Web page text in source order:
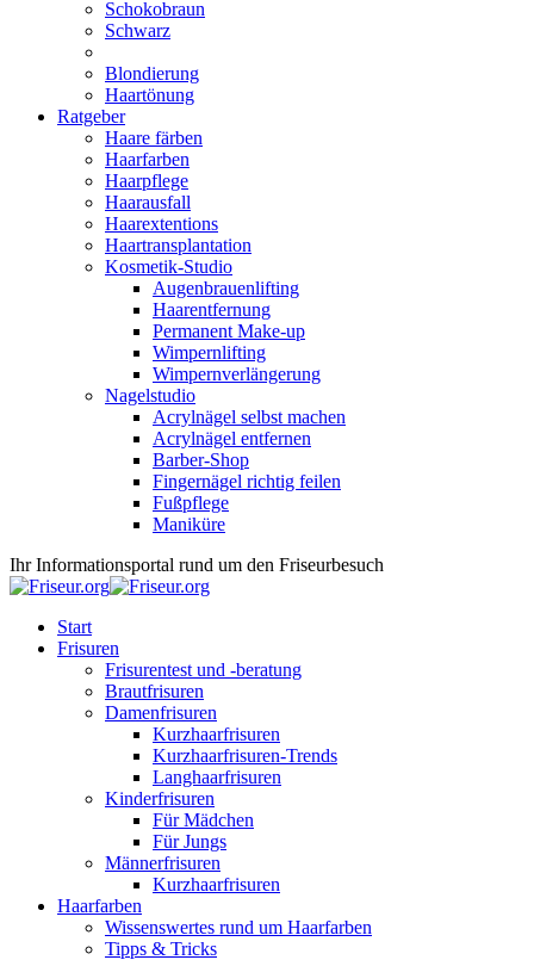
Schokobraun
Schwarz
Blondierung
Haartönung
Ratgeber
Haare färben
Haarfarben
Haarpflege
Haarausfall
Haarextentions
Haartransplantation
Kosmetik-Studio
Augenbrauenlifting
Haarentfernung
Permanent Make-up
Wimpernlifting
Wimpernverlängerung
Nagelstudio
Acrylnägel selbst machen
Acrylnägel entfernen
Barber-Shop
Fingernägel richtig feilen
Fußpflege
Maniküre
Ihr Informationsportal rund um den Friseurbesuch
Start
Frisuren
Frisurentest und -beratung
Brautfrisuren
Damenfrisuren
Kurzhaarfrisuren
Kurzhaarfrisuren-Trends
Langhaarfrisuren
Kinderfrisuren
Für Mädchen
Für Jungs
Männerfrisuren
Kurzhaarfrisuren
Haarfarben
Wissenswertes rund um Haarfarben
Tipps & Tricks